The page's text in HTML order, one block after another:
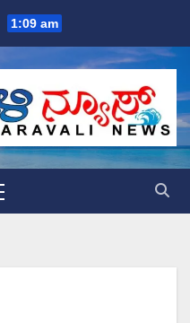
1:09 am